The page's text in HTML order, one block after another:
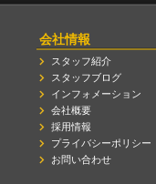
会社情報
スタッフ紹介
スタッフブログ
インフォメーション
会社概要
採用情報
プライバシーポリシー
お問い合わせ